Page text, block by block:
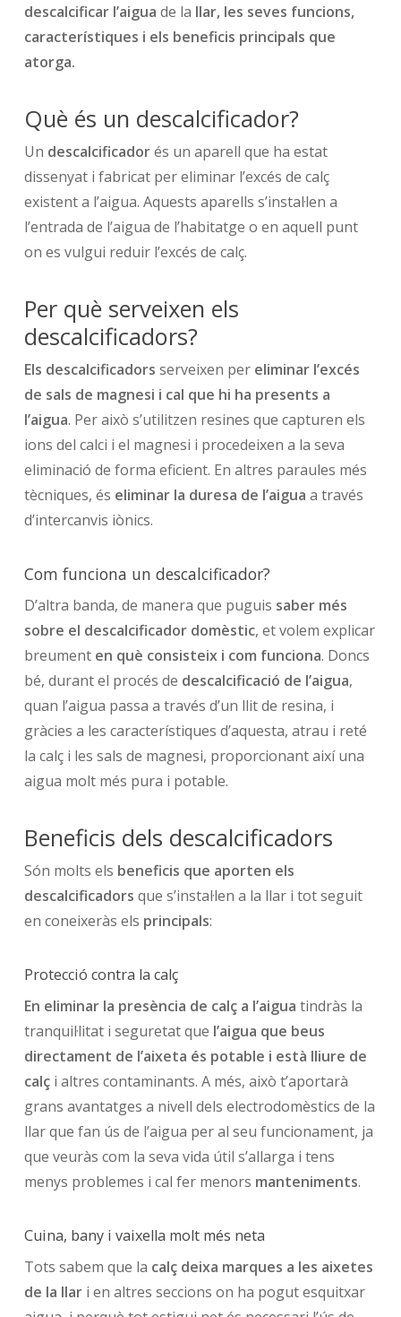
descalcificar l’aigua de la llar, les seves funcions,
característiques i els beneficis principals que
atorga.
Què és un descalcificador?
Un descalcificadorés un aparell que ha estat
dissenyat i fabricat per eliminar l’excés de calç
existent a l’aigua. Aquests aparells s’instal·len a
l’entrada de l’aigua de l’habitatge o en aquell punt
on es vulgui reduir l’excés de calç.
Per què serveixen els
descalcificadors?
Els descalcificadors serveixen per eliminar l’excés
de sals de magnesi i cal que hi ha presents a
l’aigua. Per això s’utilitzen resines que capturen els
ions del calci i el magnesi i procedeixen a la seva
eliminació de forma eficient. En altres paraules més
tècniques, és eliminar la duresa de l’aigua a través
d’intercanvis iònics.
Com funciona un descalcificador?
D’altra banda, de manera que puguis saber més
sobre el descalcificador domèstic, et volem explicar
breument en què consisteix i com funciona. Doncs
bé, durant el procés de descalcificació de l’aigua,
quan l’aigua passa a través d’un llit de resina, i
gràcies a les característiques d’aquesta, atrau i reté
la calç i les sals de magnesi, proporcionant així una
aigua molt més pura i potable.
Beneficis dels descalcificadors
Són molts els beneficis que aporten els
descalcificadors que s’instal·len a la llar i tot seguit
en coneixeràs els principals:
Protecció contra la calç
En eliminar la presència de calç a l’aigua tindràs la
tranquil·litat i seguretat que l’aigua que beus
directament de l’aixeta és potable i està lliure de
calçi altres contaminants. A més, això t’aportarà
grans avantatges a nivell dels electrodomèstics de la
llar que fan ús de l’aigua per al seu funcionament, ja
que veuràs com la seva vida útil s’allarga i tens
menys problemes i cal fer menors manteniments.
Cuina, bany i vaixella molt més neta
Tots sabem que la calç deixa marques a les aixetes
de la llari en altres seccions on ha pogut esquitxar